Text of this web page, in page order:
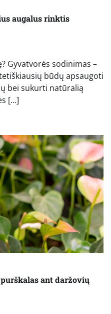
augalus rinktis
Gyvatvorės sodinimas –
būdų apsaugoti
bei sukurti natūralią
[…]
ant daržovių